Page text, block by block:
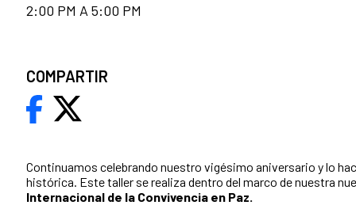
Continuamos celebrando nuestro vigésimo aniversario y lo
histórica. Este taller se realiza dentro del marco de nuestra
Internacional de la Convivencia en Paz.
2:00 PM A 5:00 PM
COMPARTIR